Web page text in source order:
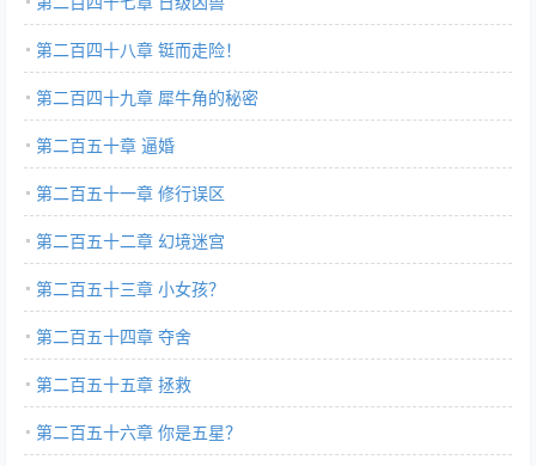
第二百四十八章 铤而走险！
第二百四十九章 犀牛角的秘密
第二百五十章 逼婚
第二百五十一章 修行误区
第二百五十二章 幻境迷宫
第二百五十三章 小女孩？
第二百五十四章 夺舍
第二百五十五章 拯救
第二百五十六章 你是五星？